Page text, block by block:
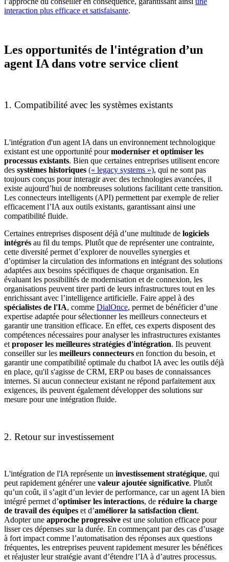
interaction plus efficace et satisfaisante.
Les opportunités de l'intégration d’un
agent IA dans votre service client
1. Compatibilité avec les systèmes existants
L'intégration d'un agent IA dans un environnement technologique
existant est une opportunité pourmoderniser et optimiser les
processus existants. Bien que certaines entreprises utilisent encore
des systèmes historiques (« legacy systems »), qui ne sont pas
toujours conçus pour interagir avec des technologies avancées, il
existe aujourd’hui de nombreuses solutions facilitant cette transition.
Les connecteurs intelligents (API) permettent par exemple de relier
efficacement l’IA aux outils existants, garantissant ainsi une
compatibilité fluide.
Certaines entreprises disposent déjà d’une multitude de logiciels
intégrés au fil du temps. Plutôt que de représenter une contrainte,
cette diversité permet d’explorer de nouvelles synergies et
d’optimiser la circulation des informations en intégrant des solutions
adaptées aux besoins spécifiques de chaque organisation. En
évaluant les possibilités de modernisation et de connexion, les
organisations peuvent tirer parti de leurs infrastructures tout en les
enrichissant avec l’intelligence artificielle. Faire appel à des
spécialistes de l'IA, comme DialOnce, permet de bénéficier d’une
expertise adaptée pour sélectionner les meilleurs connecteurs et
garantir une transition efficace. En effet, ces experts disposent des
compétences nécessaires pour analyser les infrastructures existantes
et proposer les meilleures stratégies d'intégration. Ils peuvent
conseiller sur les meilleurs connecteurs en fonction du besoin, et
garantir une compatibilité optimale du chatbot IA avec les outils déjà
en place, qu'il s'agisse de CRM, ERP ou bases de connaissances
internes. Si aucun connecteur existant ne répond parfaitement aux
exigences, ils peuvent également développer des solutions sur
mesure pour une intégration fluide.
2. Retour sur investissement
L'intégration de l'IA représente un investissement stratégique, qui
peut rapidement générer une valeur ajoutée significative. Plutôt
qu’un coût, il s’agit d’un levier de performance, car un agent IA bien
intégré permet d’optimiser les interactions, de réduire la charge
de travail des équipes et d’améliorer la satisfaction client.
Adopter une approche progressive est une solution efficace pour
lisser ces dépenses sur la durée. En commençant par des cas d’usage
à fort impact comme l’automatisation des réponses aux questions
fréquentes, les entreprises peuvent rapidement mesurer les bénéfices
et réajuster leur stratégie avant d’étendre l’IA à d’autres processus.